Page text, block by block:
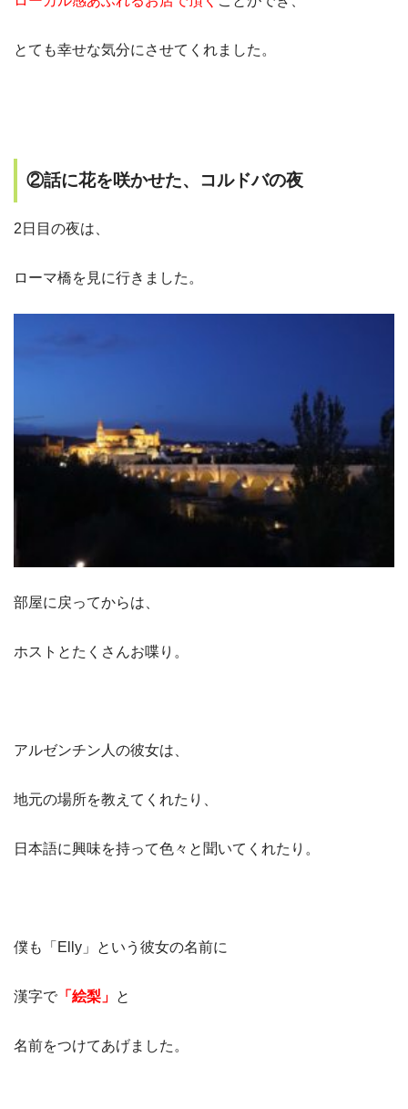
とても幸せな気分にさせてくれました。
②話に花を咲かせた、コルドバの夜
2日目の夜は、
ローマ橋を見に行きました。
部屋に戻ってからは、
ホストとたくさんお喋り。
アルゼンチン人の彼女は、
地元の場所を教えてくれたり、
日本語に興味を持って色々と聞いてくれたり。
僕も「Elly」という彼女の名前に
漢字で 「絵梨」 と
名前をつけてあげました。